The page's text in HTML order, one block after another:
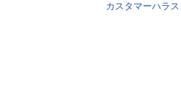
カスタマーハラ